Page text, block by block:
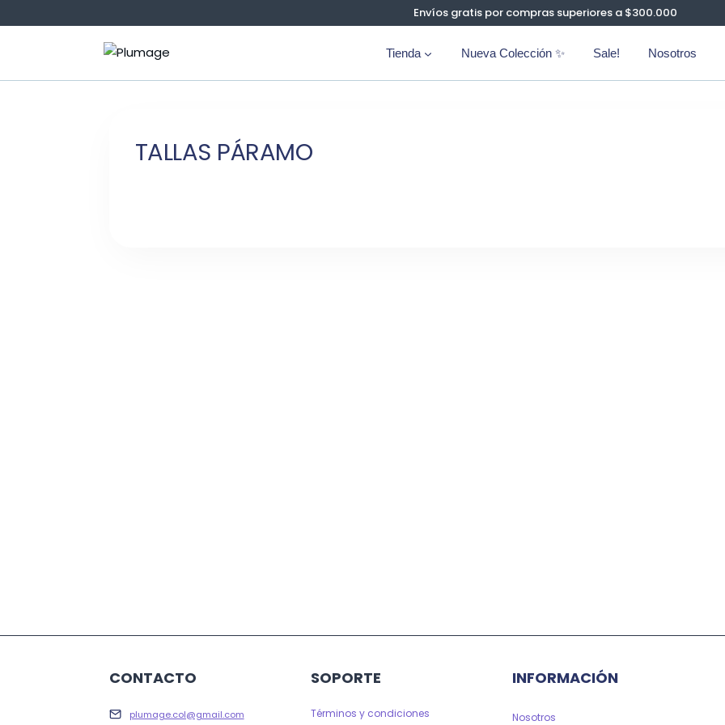
al
Envíos gratis por compras superiores a $300.000
Tienda Nueva Colección ✨ Sale! Nosotros
TALLAS PÁRAMO
CONTACTO
plumage.col@gmail.com
SOPORTE
Términos y condiciones
INFORMACIÓN
Nosotros